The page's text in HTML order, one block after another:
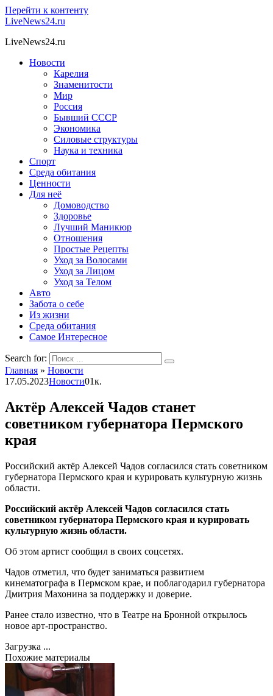
Перейти к контенту
LiveNews24.ru
LiveNews24.ru
Новости
Карелия
Знаменитости
Мир
Россия
Бывший СССР
Экономика
Силовые структуры
Наука и техника
Спорт
Среда обитания
Ценности
Для неё
Домоводство
Здоровье
Лучший Маникюр
Отношения
Простые Рецепты
Уход за Волосами
Уход за Лицом
Уход за Телом
Авто
Забота о себе
Из жизни
Среда обитания
Самое Интересное
Search for:
Главная » Новости
17.05.2023Новости01к.
Актёр Алексей Чадов станет
советником губернатора Пермского
края
Российский актёр Алексей Чадов согласился стать советником
губернатора Пермского края и курировать культурную жизнь
области.
Российский актёр Алексей Чадов согласился стать
советником губернатора Пермского края и курировать
культурную жизнь области.
Об этом артист сообщил в своих соцсетях.
Чадов отметил, что будет заниматься развитием
кинематографа в Пермском крае, и поблагодарил губернатора
Дмитрия Махонина за поддержку и доверие.
Ранее стало известно, что в Театре на Бронной открылось
новое арт-пространство.
Загрузка ...
Похожие материалы